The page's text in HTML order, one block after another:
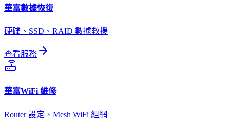
華富數據恢復
硬碟、SSD、RAID 數據救援
查看服務
華富WiFi 維修
Router 設定、Mesh WiFi 組網